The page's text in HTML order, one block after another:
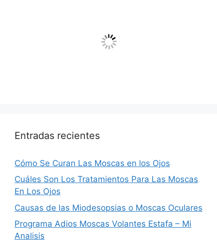
Entradas recientes
Cómo Se Curan Las Moscas en los Ojos
Cuáles Son Los Tratamientos Para Las Moscas
En Los Ojos
Causas de las Miodesopsias o Moscas Oculares
Programa Adios Moscas Volantes Estafa – Mi
Analisis